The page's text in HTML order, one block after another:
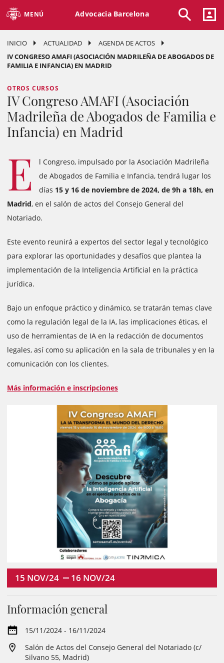
MENÚ Advocacia Barcelona
INICIO ACTUALIDAD
AGENDA DE ACTOS
IV CONGRESO AMAFI (ASOCIACIÓN MADRILEÑA DE ABOGADOS DE
FAMILIA E INFANCIA) EN MADRID
OTROS CURSOS
IV Congreso AMAFI (Asociación
Madrileña de Abogados de Familia e
Infancia) en Madrid
E
l Congreso, impulsado por la Asociación Madrileña
de Abogados de Familia e Infancia, tendrá lugar los
días 15 y 16 de noviembre de 2024, de 9h a 18h, en
Madrid, en el salón de actos del Consejo General del
Notariado.
Este evento reunirá a expertos del sector legal y tecnológico
para explorar las oportunidades y desafíos que plantea la
implementación de la Inteligencia Artificial en la práctica
jurídica.
Bajo un enfoque práctico y dinámico, se tratarán temas clave
como la regulación legal de la IA, las implicaciones éticas, el
uso de herramientas de IA en la redacción de documentos
legales, así como su aplicación en la sala de tribunales y en la
comunicación con los clientes.
Más información e inscripciones
15 NOV/24 16 NOV/24
Información general
15/11/2024 - 16/11/2024
Salón de Actos del Consejo General del Notariado (c/
Silvano 55, Madrid)